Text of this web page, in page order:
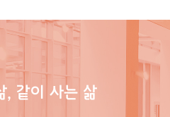
, 같이 사는 삶